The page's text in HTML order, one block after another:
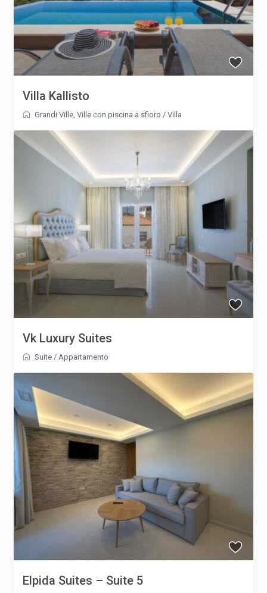
Villa Kallisto
Grandi Ville ,Ville con piscina a sfioro /Villa
Vk Luxury Suites
Suite /Appartamento
Elpida Suites – Suite 5